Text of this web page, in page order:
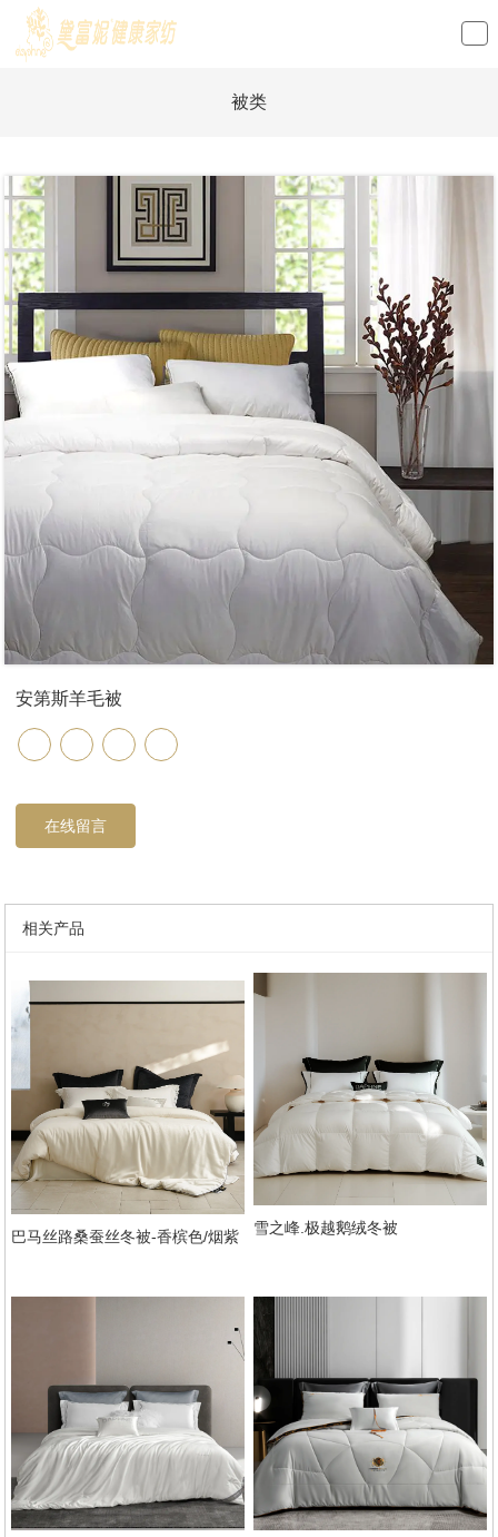
loading
被类
安第斯羊毛被
在线留言
相关产品
巴马丝路桑蚕丝冬被-香槟色/烟紫
雪之峰.极越鹅绒冬被